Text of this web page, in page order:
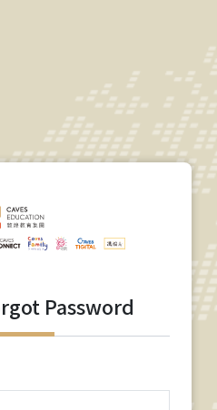
Password